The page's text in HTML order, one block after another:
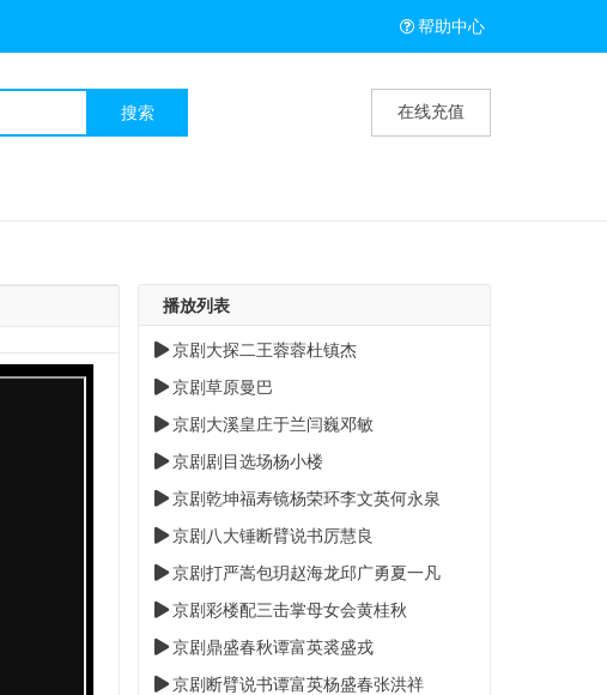
帮助中心
在线充值
播放列表
京剧大探二王蓉蓉杜镇杰
京剧草原曼巴
京剧大溪皇庄于兰闫巍邓敏
京剧剧目选场杨小楼
京剧乾坤福寿镜杨荣环李文英何永泉
京剧八大锤断臂说书厉慧良
京剧打严嵩包玥赵海龙邱广勇夏一凡
京剧彩楼配三击掌母女会黄桂秋
京剧鼎盛春秋谭富英裘盛戎
京剧断臂说书谭富英杨盛春张洪祥